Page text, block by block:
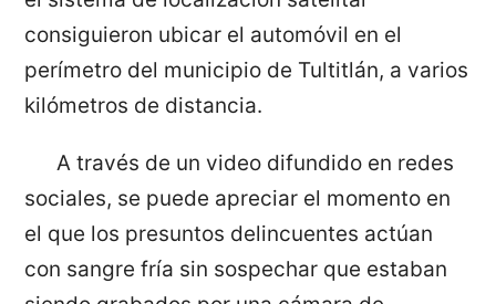
consiguieron ubicar el automóvil en el
perímetro del municipio de Tultitlán, a varios
kilómetros de distancia.
A través de un video difundido en redes
sociales, se puede apreciar el momento en
el que los presuntos delincuentes actúan
con sangre fría sin sospechar que estaban